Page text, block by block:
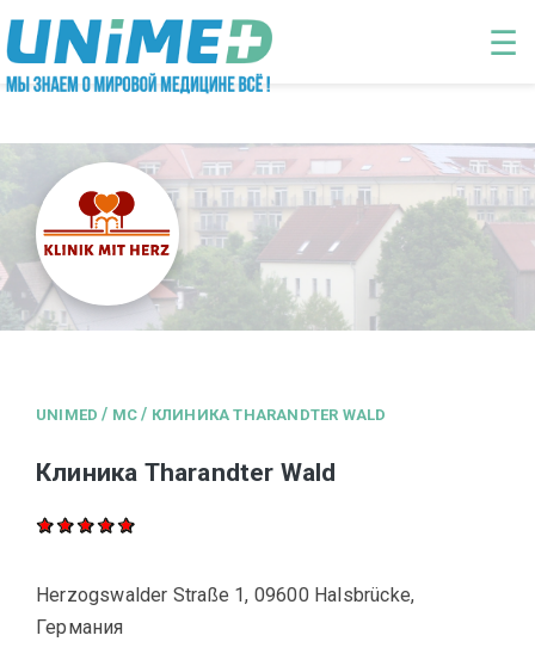
Перейти к основному содержанию
☰
UNIMED / MC / КЛИНИКА THARANDTER WALD
Клиника Tharandter Wald
Herzogswalder Straße 1, 09600 Halsbrücke,
Германия